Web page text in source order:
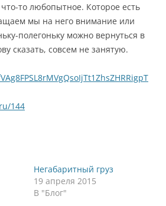
то любопытное. Которое есть
мы на него внимание или
полегоньку можно вернуться в
сказать, совсем не занятую.
144
Негабаритный груз
19 апреля 2015
В "Блог"